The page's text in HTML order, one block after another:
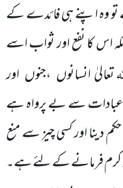
وہ اپنے ہی فائدے کے
اس کا نفع اور ثواب اسے
تعالیٰ انسانوں ،جنوں اور
سے بے پرواہ ہے
حکم دینا اور کسی چیز سے منع
کرم فرمانے کے لئے ہے۔